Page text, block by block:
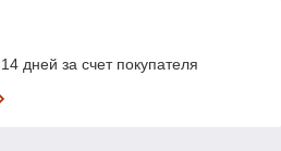
дней за счет покупателя